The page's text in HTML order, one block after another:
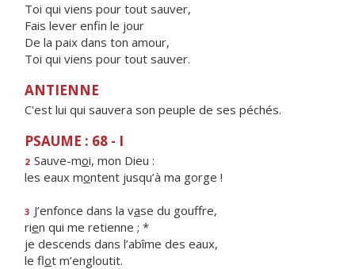
Toi qui viens pour tout sauver,
Fais lever enfin le jour
De la paix dans ton amour,
Toi qui viens pour tout sauver.
ANTIENNE
C'est lui qui sauvera son peuple de ses péchés.
PSAUME : 68 - I
2 Sauve-moi, mon Dieu :
les eaux montent jusqu’à ma gorge !
3 J’enfonce dans la vase du gouffre,
rien qui me retienne ; *
je descends dans l’abîme des eaux,
le flot m’engloutit.